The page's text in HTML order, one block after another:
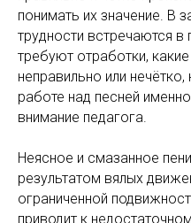
понимать их значение. В
трудности встречаются в
требуют отработки,
неправильно или
работе над песней
внимание педагога.
Неясное и смазанное
результатом вялых
ограниченной
приводит к